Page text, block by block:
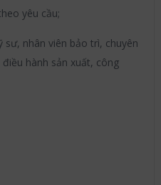
yêu cầu;
sư, nhân viên bảo trì, chuyên
hành sản xuất, công